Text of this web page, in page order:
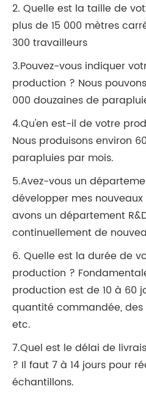
2. Quelle est la taille de
plus de 15 000 mètres
300 travailleurs
3.Pouvez-vous indiquer
production ? Nous
000 douzaines de
4.Qu'en est-il de votre
Nous produisons environ
parapluies par mois.
5.Avez-vous un
développer mes
avons un département
continuellement de
6. Quelle est la durée de
production ?
production est de 10 à 60
quantité commandée,
etc.
7.Quel est le délai de
? Il faut 7 à 14 jours pour
échantillons.